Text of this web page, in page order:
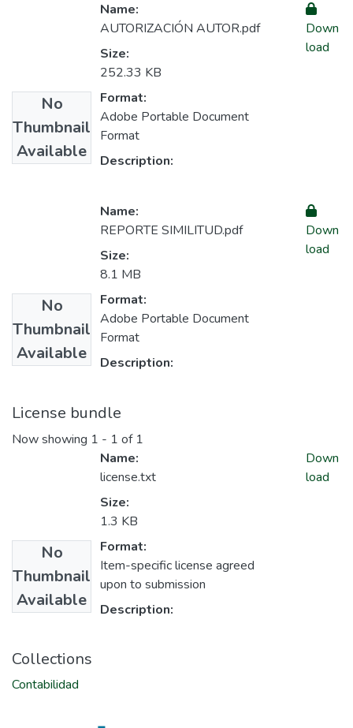
No
Thumbnail
Available
Name:
AUTORIZACIÓN AUTOR.pdf
Size:
252.33 KB
Format:
Adobe Portable Document
Format
Description:
Down
load
No
Thumbnail
Available
Name:
REPORTE SIMILITUD.pdf
Size:
8.1 MB
Format:
Adobe Portable Document
Format
Description:
Down
load
License bundle
Now showing 1 - 1 of 1
No
Thumbnail
Available
Name:
license.txt
Size:
1.3 KB
Format:
Item-specific license agreed
upon to submission
Description:
Down
load
Collections
Contabilidad